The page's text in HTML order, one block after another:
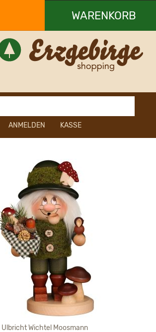
WARENKORB
Ihr Warenkorb ist leer.
ANMELDEN KASSE
Ulbricht Wichtel Moosmann